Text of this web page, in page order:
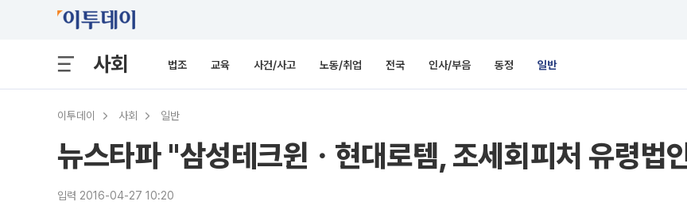
사회 법조 교육 사건/사고 노동/취업 전국 인사/부음 동정 일반
이투데이 사회 일반
뉴스타파 "삼성테크윈ㆍ현대로템, 조세회피처 유령법
입력 2016-04-27 10:20